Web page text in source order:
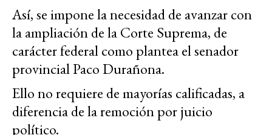
Así, se impone la necesidad de avanzar con
la ampliación de la Corte Suprema, de
carácter federal como plantea el senador
provincial Paco Durañona.
Ello no requiere de mayorías calificadas, a
diferencia de la remoción por juicio
político.